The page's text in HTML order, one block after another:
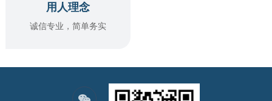
用人理念
诚信专业，简单务实